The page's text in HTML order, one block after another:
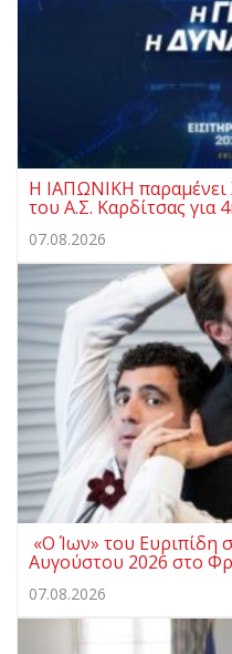
Η ΙΑΠΩΝΙΚΗ
του Α.Σ. Καρδίτσας για
07.08.2026
«Ο Ίων» του Ευριπίδη
Αυγούστου 2026 στο
07.08.2026